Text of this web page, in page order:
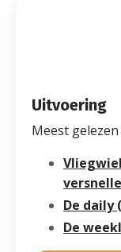
Uitvoering
Meest
De daily
De